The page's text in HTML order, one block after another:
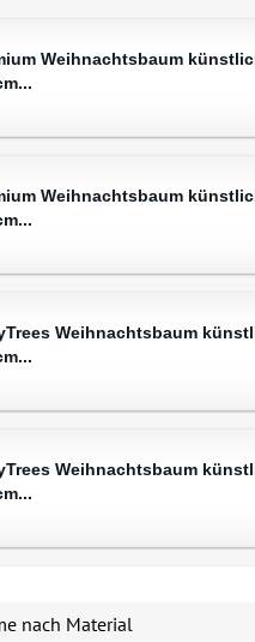
Weihnachtsbaum
Weihnachtsbaum
Weihnachtsbaum
Weihnachtsbaum
nach Material